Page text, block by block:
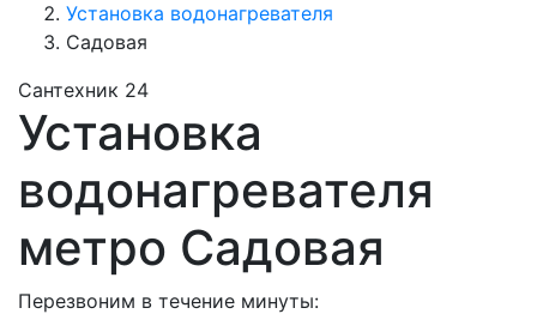
Установка водонагревателя
Садовая
Сантехник 24
Установка
водонагревателя
метро Садовая
Перезвоним в течение минуты: